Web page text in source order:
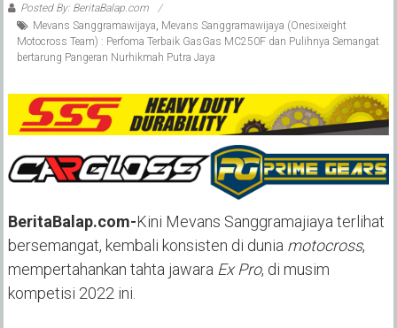
Posted By: BeritaBalap.com
Mevans Sanggramawijaya Mevans Sanggramawijaya (Onesixeight
Motocross Team) : Perfoma Terbaik GasGas MC250F dan Pulihnya Semangat
bertarung Pangeran Nurhikmah Putra Jaya
BeritaBalap.com-Kini Mevans Sanggramajiaya terlihat
bersemangat, kembali konsisten di dunia motocross,
mempertahankan tahta jawara Ex Pro, di musim
kompetisi 2022 ini.